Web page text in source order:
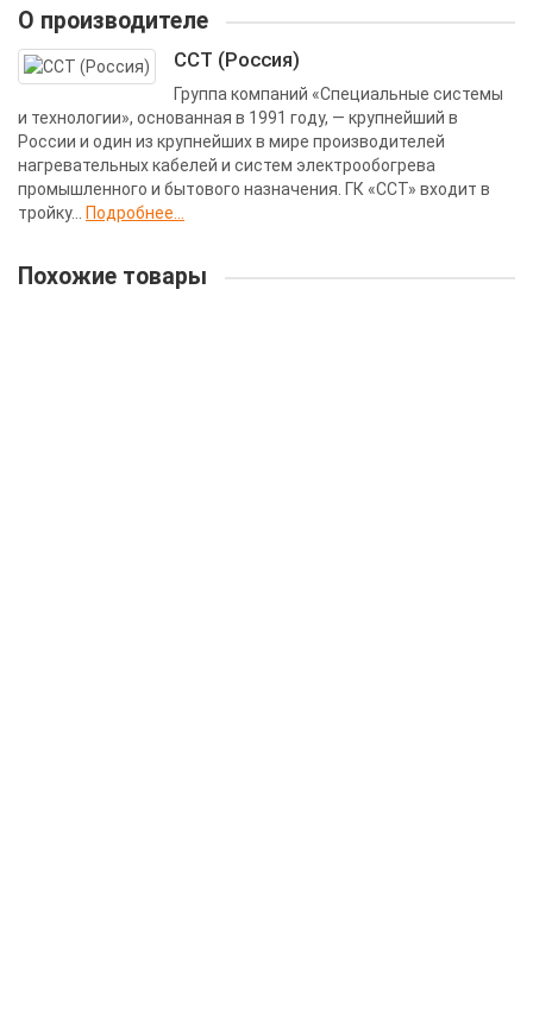
О производителе
ССТ (Россия)
Группа компаний «Специальные системы
и технологии», основанная в 1991 году, — крупнейший в
России и один из крупнейших в мире производителей
нагревательных кабелей и систем электрообогрева
промышленного и бытового назначения. ГК «ССТ» входит в
тройку... Подробнее...
Похожие товары